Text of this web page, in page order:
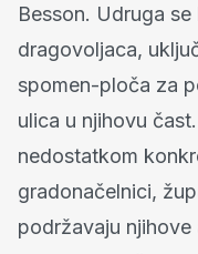
Besson. Udruga
dragovoljaca,
spomen-ploča za
ulica u njihovu
nedostatkom
gradonačelnici,
podržavaju